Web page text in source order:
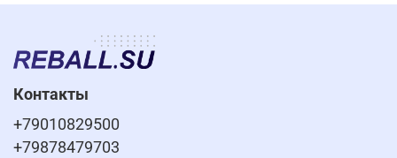
Контакты
+79010829500
+79878479703